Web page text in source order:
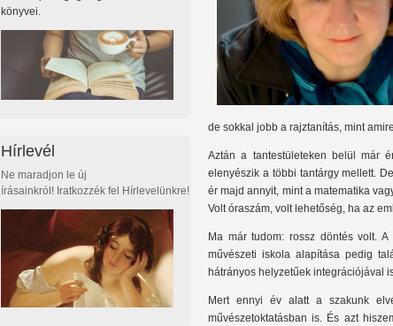
de sokkal jobb a rajztanítás, mint
Aztán a tantestületeken belül már
elenyészik a többi tantárgy mellett.
ér majd annyit, mint a matematika
Volt óraszám, volt lehetőség, ha az
Ma már tudom: rossz döntés volt.
művészeti iskola alapítása pedig
hátrányos helyzetűek integrációjával
Mert ennyi év alatt a szakunk
művészetoktatásban is. És azt
könyvei.
Hírlevél
Ne maradjon le új
írásainkról! Iratkozzék fel Hírlevelünkre!